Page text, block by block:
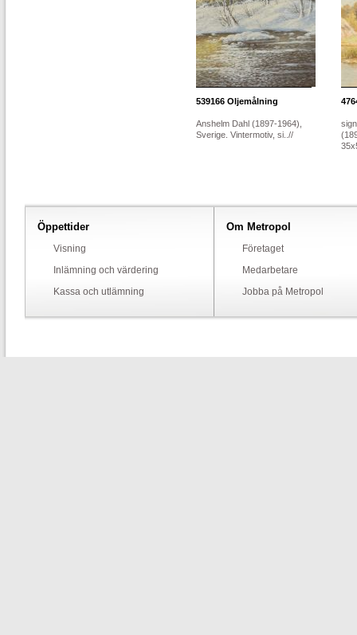
539166 Oljemålning
Anshelm Dahl (1897-1964),
Sverige. Vintermotiv, si..//
Öppettider
Visning
Inlämning och värdering
Kassa och utlämning
Om Metropol
Företaget
Medarbetare
Jobba på Metropol